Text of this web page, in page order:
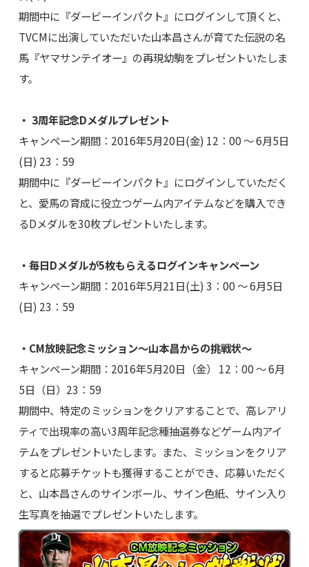
期間中に『ダービーインパクト』にログインして頂くと、
TVCMに出演していただいた山本昌さんが育てた伝説の名
馬『ヤマサンテイオー』の再現幼駒をプレゼントいたしま
す。
・ 3周年記念Dメダルプレゼント
キャンペーン期間：2016年5月20日(金) 12：00 ～ 6月5日
(日) 23：59
期間中に『ダービーインパクト』にログインしていただく
と、愛馬の育成に役立つゲーム内アイテムなどを購入でき
るDメダルを30枚プレゼントいたします。
・毎日Dメダルが5枚もらえるログインキャンペーン
キャンペーン期間：2016年5月21日(土) 3：00 ～ 6月5日
(日) 23：59
・CM放映記念ミッション～山本昌からの挑戦状～
キャンペーン期間：2016年5月20日（金） 12：00 ～ 6月
5日（日）23：59
期間中、特定のミッションをクリアすることで、高レアリ
ティで出現率の高い3周年記念種抽選券などゲーム内アイ
テムをプレゼントいたします。また、ミッションをクリア
すると応募チケットも獲得することができ、応募いただく
と、山本昌さんのサインボール、サイン色紙、サイン入り
生写真を抽選でプレゼントいたします。